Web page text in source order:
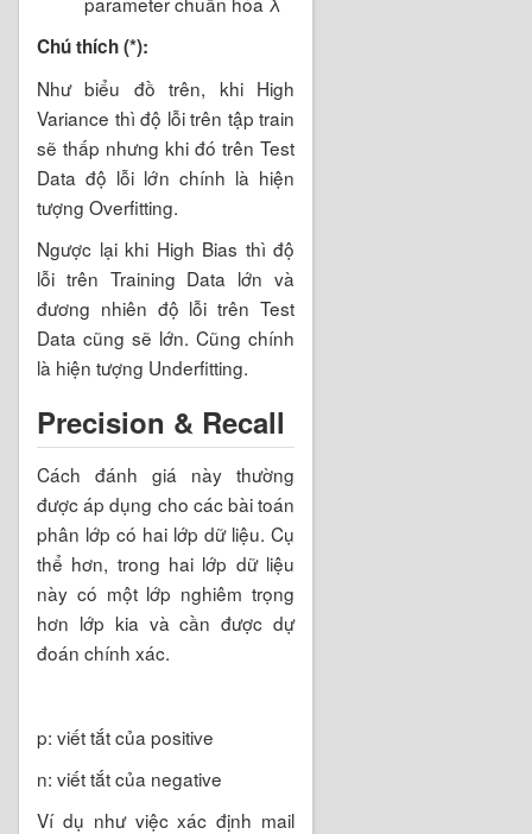
Chú thích (*):
Như biểu đồ trên, khi High
Variance thì độ lỗi trên tập train
sẽ thấp nhưng khi đó trên Test
Data độ lỗi lớn chính là hiện
tượng Overfitting.
Ngược lại khi High Bias thì độ
lỗi trên Training Data lớn và
đương nhiên độ lỗi trên Test
Data cũng sẽ lớn. Cũng chính
là hiện tượng Underfitting.
Precision & Recall
Cách đánh giá này thường
được áp dụng cho các bài toán
phân lớp có hai lớp dữ liệu. Cụ
thể hơn, trong hai lớp dữ liệu
này có một lớp nghiêm trọng
hơn lớp kia và cần được dự
đoán chính xác.
p: viết tắt của positive
n: viết tắt của negative
Ví dụ như việc xác định mail